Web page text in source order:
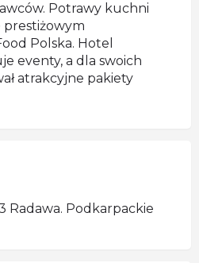
Potrawy kuchni
prestiżowym
Polska. Hotel
eventy, a dla swoich
atrakcyjne pakiety
Radawa. Podkarpackie